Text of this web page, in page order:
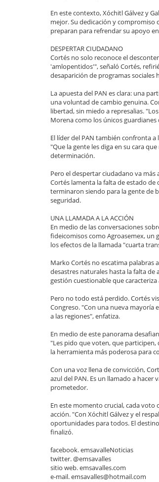
En este contexto, Xóchitl Gálvez y
mejor. Su dedicación y compromiso
preparan para refrendar su apoyo
DESPERTAR CIUDADANO
Cortés no solo reconoce el
'amlopentidos'", señaló Cortés,
desaparición de programas
La apuesta del PAN es clara: una
una voluntad de cambio genuina.
libertad, sin miedo a represalias.
Morena como los únicos guardianes
El líder del PAN también confronta
"Que la gente les diga en su cara
determinación.
Pero el despertar ciudadano va más
Cortés lamenta la falta de estado
terminaron siendo para la gente de
seguridad.
UNA LLAMADA A LA ACCIÓN
En medio de las conversaciones
fideicomisos como Agroasemex, un
los efectos de la llamada "cuarta
Marko Cortés no escatima palabras
desastres naturales hasta la falta de
gestión cuestionable que
Pero no todo está perdido. Cortés
Congreso. "Con una nueva mayoría
a las regiones", enfatiza.
En medio de este panorama
"Les pido que voten, que participen,
la herramienta más poderosa para
Con una voz llena de convicción,
azul del PAN. Es un llamado a
prometedor.
En este momento crucial, cada voto
acción. "Con Xóchitl Gálvez y el
oportunidades para todos. El
finalizó.
facebook. emsavalleNoticias
twitter. @emsavalles
sitio web. emsavalles.com
e-mail. emsavalles@hotmail.com